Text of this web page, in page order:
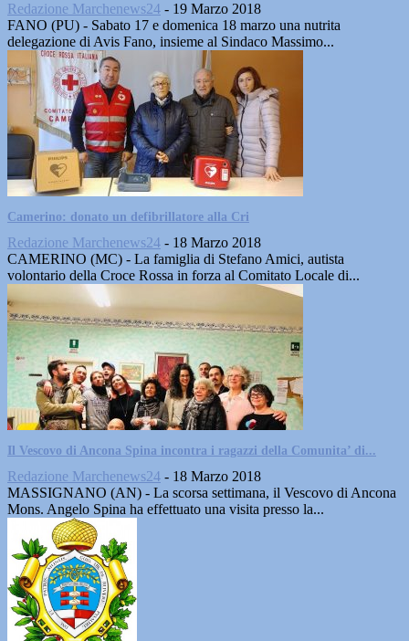
Redazione Marchenews24 - 19 Marzo 2018
FANO (PU) - Sabato 17 e domenica 18 marzo una nutrita
delegazione di Avis Fano, insieme al Sindaco Massimo...
Camerino: donato un defibrillatore alla Cri
Redazione Marchenews24 - 18 Marzo 2018
CAMERINO (MC) - La famiglia di Stefano Amici, autista
volontario della Croce Rossa in forza al Comitato Locale di...
Il Vescovo di Ancona Spina incontra i ragazzi della Comunita’ di...
Redazione Marchenews24 - 18 Marzo 2018
MASSIGNANO (AN) - La scorsa settimana, il Vescovo di Ancona
Mons. Angelo Spina ha effettuato una visita presso la...